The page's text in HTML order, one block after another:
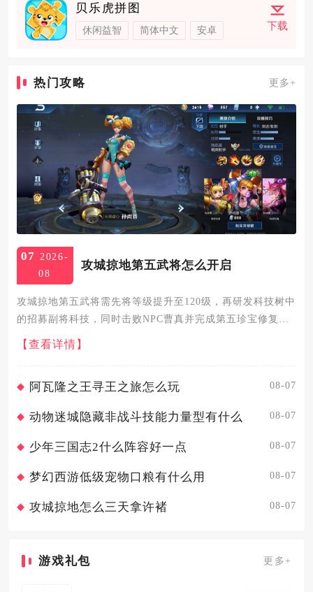
贝乐虎拼图
休闲益智 简体中文 安卓 下载
热门攻略 更多+
07 2026-
08
攻城掠地第五武将怎么开启
攻城掠地第五武将需先将等级提升至120级，再研发科技树中
的招募副将科技，同时击败NPC曹真并完成第五珍宝修复，
即可开启副将形式的第五武将，150级后解锁丝绸之路功能可
实现五主将同阵作战。120级是开启第五武将的基础门槛，等
【查看详情】
阿瓦隆之王寻王之旅怎么玩 08-07
动物迷城隐藏非战斗技能力量型有什么 08-07
少年三国志2什么阵容好一点 08-07
梦幻西游低级宠物口粮有什么用 08-07
攻城掠地怎么三天拿许褚 08-07
游戏礼包 更多+